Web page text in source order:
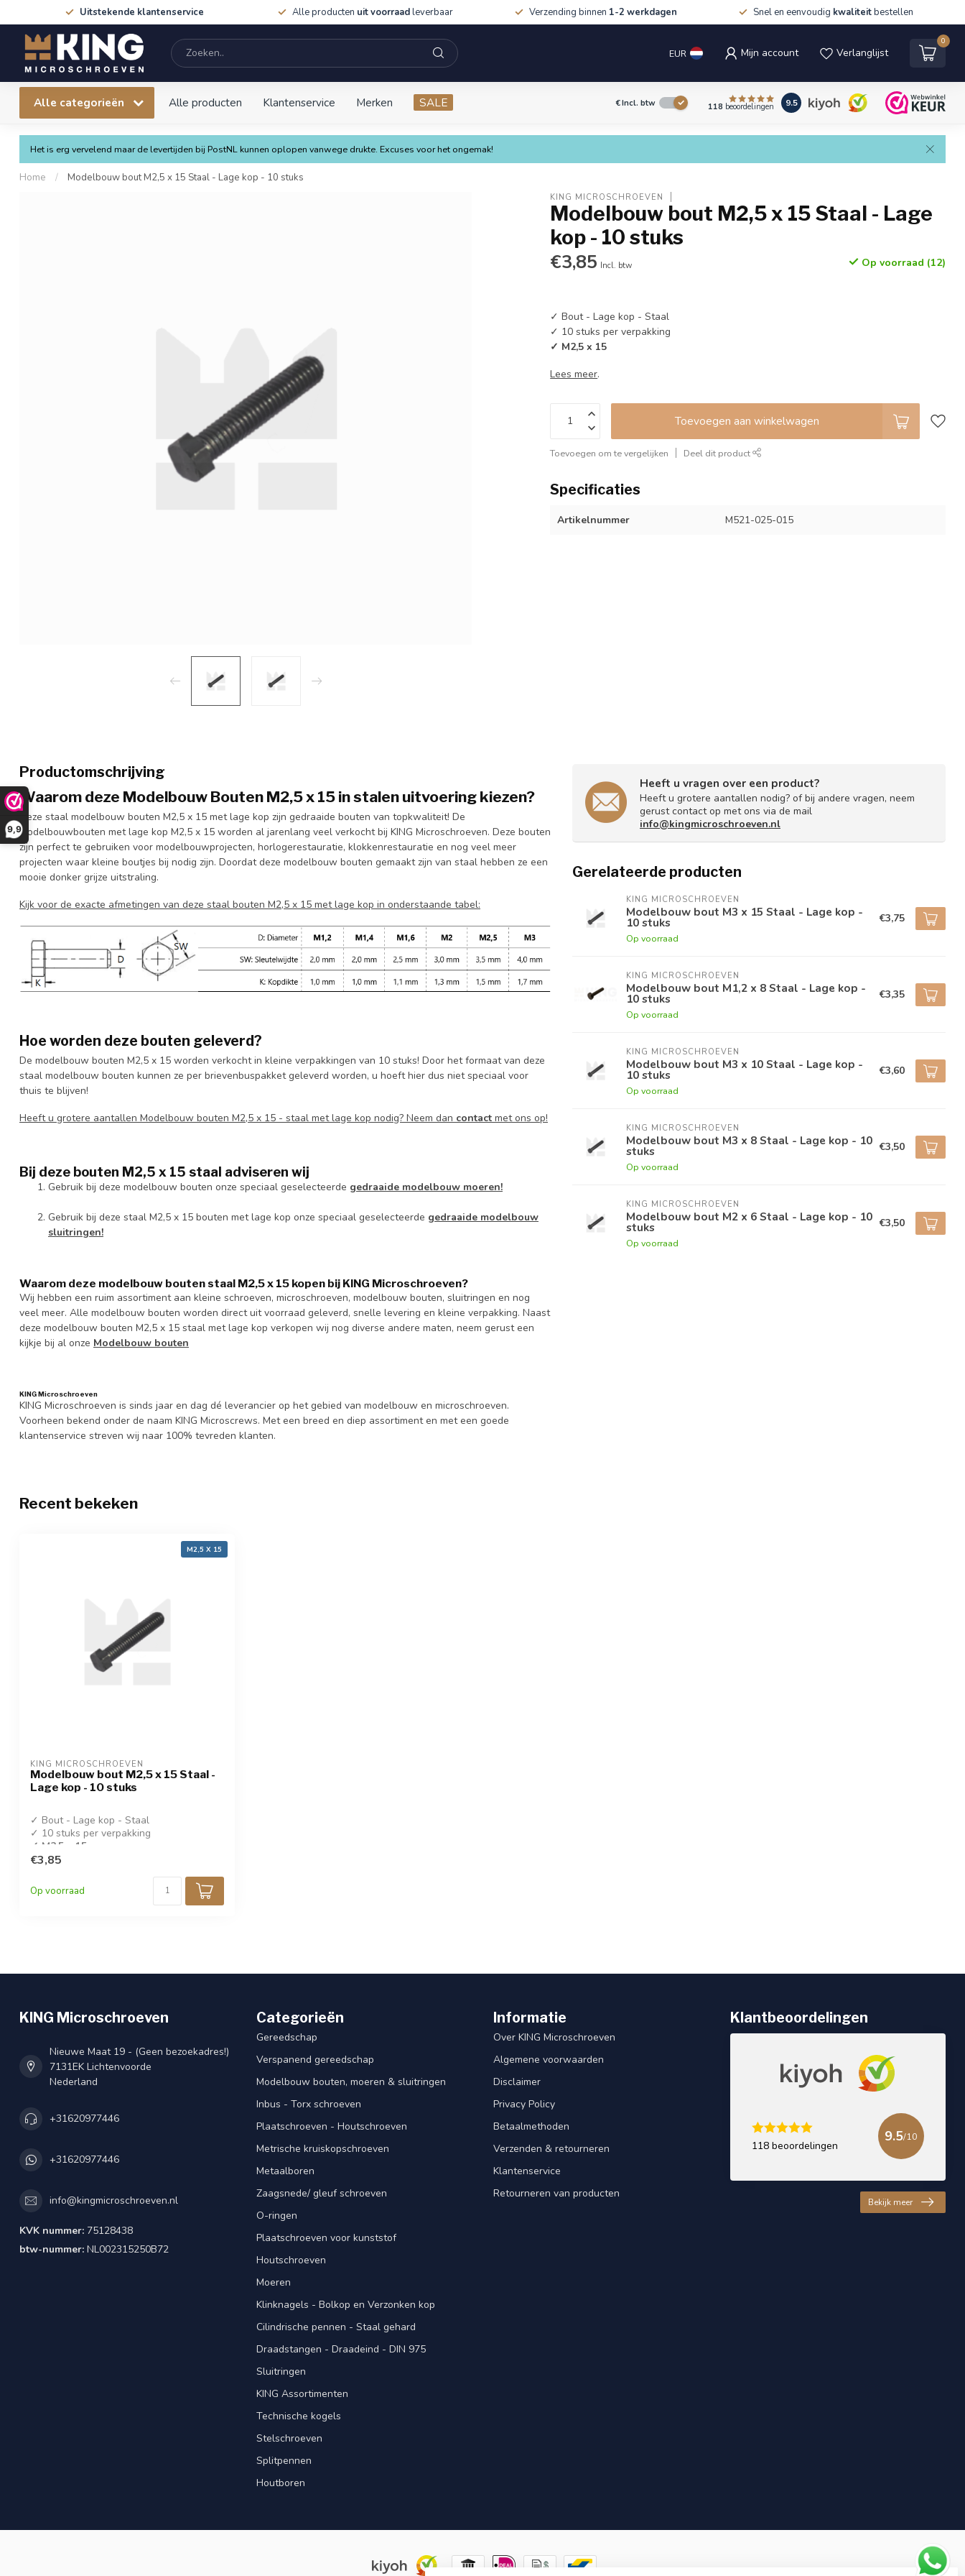
9,9
Uitstekende klantenservice Alle producten uit voorraadleverbaar Verzending binnen 1-2 werkdagen Snel en eenvoudig kwaliteitbestellen
EUR Mijn account Verlanglijst
0
Alle categorieën Alle producten Klantenservice Merken SALE €Incl. btw 118 beoordelingen 9.5
Het is erg vervelend maar de levertijden bij PostNL kunnen oplopen vanwege drukte. Excuses voor het ongemak!
Home / Modelbouw bout M2,5 x 15 Staal - Lage kop - 10 stuks
KING MICROSCHROEVEN
Modelbouw bout M2,5 x 15 Staal - Lage
kop - 10 stuks
€3,85 Incl. btw Op voorraad (12)
✓ Bout - Lage kop - Staal
✓ 10 stuks per verpakking
✓ M2,5 x 15
Lees meer.
Toevoegen aan winkelwagen
Toevoegen om te vergelijken Deel dit product
Specificaties
Artikelnummer M521-025-015
Productomschrijving
Waarom deze Modelbouw Bouten M2,5 x 15 in stalen uitvoering kiezen?
Deze staal modelbouw bouten M2,5 x 15 met lage kop zijn gedraaide bouten van topkwaliteit! De
modelbouwbouten met lage kop M2,5 x 15 worden al jarenlang veel verkocht bij KING Microschroeven. Deze bouten
zijn perfect te gebruiken voor modelbouwprojecten, horlogerestauratie, klokkenrestauratie en nog veel meer
projecten waar kleine boutjes bij nodig zijn. Doordat deze modelbouw bouten gemaakt zijn van staal hebben ze een
mooie donker grijze uitstraling.
Kijk voor de exacte afmetingen van deze staal bouten M2,5 x 15 met lage kop in onderstaande tabel:
Hoe worden deze bouten geleverd?
De modelbouw bouten M2,5 x 15 worden verkocht in kleine verpakkingen van 10 stuks! Door het formaat van deze
staal modelbouw bouten kunnen ze per brievenbuspakket geleverd worden, u hoeft hier dus niet speciaal voor
thuis te blijven!
Heeft u grotere aantallen Modelbouw bouten M2,5 x 15 - staal met lage kop nodig? Neem dan contact met ons op!
Bij deze bouten M2,5 x 15 staal adviseren wij
Gebruik bij deze modelbouw bouten onze speciaal geselecteerde gedraaide modelbouw moeren!
Gebruik bij deze staal M2,5 x 15 bouten met lage kop onze speciaal geselecteerde gedraaide modelbouw
sluitringen!
Waarom deze modelbouw bouten staal M2,5 x 15 kopen bij KING Microschroeven?
Wij hebben een ruim assortiment aan kleine schroeven, microschroeven, modelbouw bouten, sluitringen en nog
veel meer. Alle modelbouw bouten worden direct uit voorraad geleverd, snelle levering en kleine verpakking. Naast
deze modelbouw bouten M2,5 x 15 staal met lage kop verkopen wij nog diverse andere maten, neem gerust een
kijkje bij al onze Modelbouw bouten
KING Microschroeven
KING Microschroeven is sinds jaar en dag dé leverancier op het gebied van modelbouw en microschroeven.
Voorheen bekend onder de naam KING Microscrews. Met een breed en diep assortiment en met een goede
klantenservice streven wij naar 100% tevreden klanten.
Heeft u vragen over een product?
Heeft u grotere aantallen nodig? of bij andere vragen, neem
gerust contact op met ons via de mail
info@kingmicroschroeven.nl
Gerelateerde producten
KING MICROSCHROEVEN
Modelbouw bout M3 x 15 Staal - Lage kop -
10 stuks
Op voorraad
€3,75
KING MICROSCHROEVEN
Modelbouw bout M1,2 x 8 Staal - Lage kop -
10 stuks
Op voorraad
€3,35
KING MICROSCHROEVEN
Modelbouw bout M3 x 10 Staal - Lage kop -
10 stuks
Op voorraad
€3,60
KING MICROSCHROEVEN
Modelbouw bout M3 x 8 Staal - Lage kop - 10
stuks
Op voorraad
€3,50
KING MICROSCHROEVEN
Modelbouw bout M2 x 6 Staal - Lage kop - 10
stuks
Op voorraad
€3,50
Recent bekeken
M2,5 X 15
KING MICROSCHROEVEN
Modelbouw bout M2,5 x 15 Staal -
Lage kop - 10 stuks
✓ Bout - Lage kop - Staal
✓ 10 stuks per verpakking
✓ M2,5 x 15
€3,85
Op voorraad
KING Microschroeven
Nieuwe Maat 19 - (Geen bezoekadres!)
7131EK Lichtenvoorde
Nederland
+31620977446
+31620977446
info@kingmicroschroeven.nl
KVK nummer: 75128438
btw-nummer: NL002315250B72
Categorieën
Gereedschap
Verspanend gereedschap
Modelbouw bouten, moeren & sluitringen
Inbus - Torx schroeven
Plaatschroeven - Houtschroeven
Metrische kruiskopschroeven
Metaalboren
Zaagsnede/ gleuf schroeven
O-ringen
Plaatschroeven voor kunststof
Houtschroeven
Moeren
Klinknagels - Bolkop en Verzonken kop
Cilindrische pennen - Staal gehard
Draadstangen - Draadeind - DIN 975
Sluitringen
KING Assortimenten
Technische kogels
Stelschroeven
Splitpennen
Houtboren
Informatie
Over KING Microschroeven
Algemene voorwaarden
Disclaimer
Privacy Policy
Betaalmethoden
Verzenden & retourneren
Klantenservice
Retourneren van producten
Klantbeoordelingen
118 beoordelingen
9.5/10
Bekijk meer